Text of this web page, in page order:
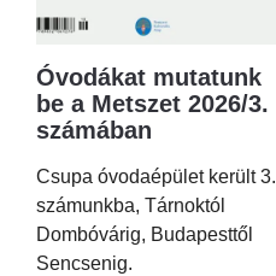
Óvodákat mutatunk
be a Metszet 2026/3.
számában
Csupa óvodaépület került 3.
számunkba, Tárnoktól
Dombóvárig, Budapesttől
Sencsenig.